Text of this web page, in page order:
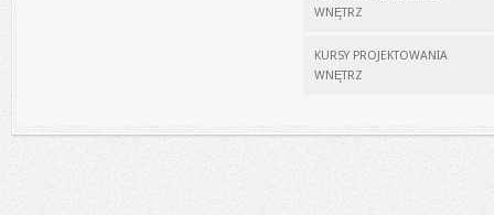
WNĘTRZ
KURSY PROJEKTOWANIA
WNĘTRZ